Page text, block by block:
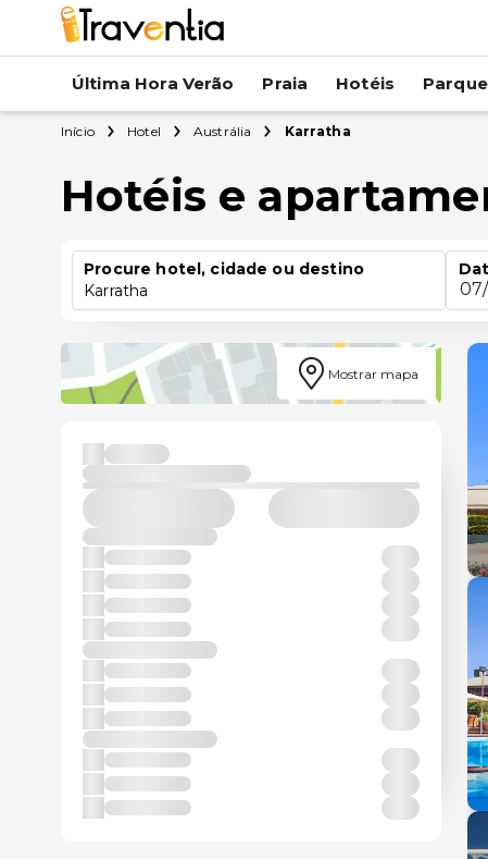
Última Hora Verão Praia Hotéis
Início Hotel Austrália Karratha
Hotéis e
Procure hotel, cidade ou destino
Karratha
Mostrar mapa